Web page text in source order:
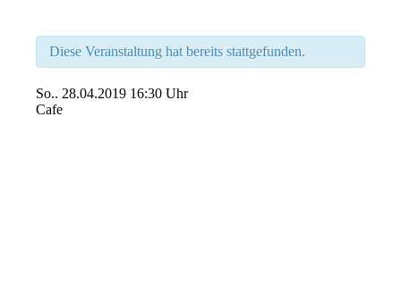
Diese Veranstaltung hat bereits stattgefunden.
So.. 28.04.2019 16:30 Uhr
Cafe